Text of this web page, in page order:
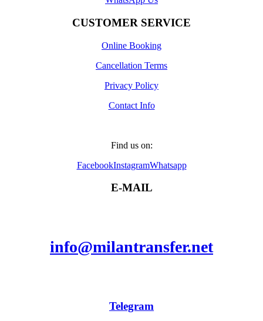
CUSTOMER SERVICE
Online Booking
Cancellation Terms
Privacy Policy
Contact Info
Find us on:
FacebookInstagramWhatsapp
E-MAIL
info@milantransfer.net
Telegram